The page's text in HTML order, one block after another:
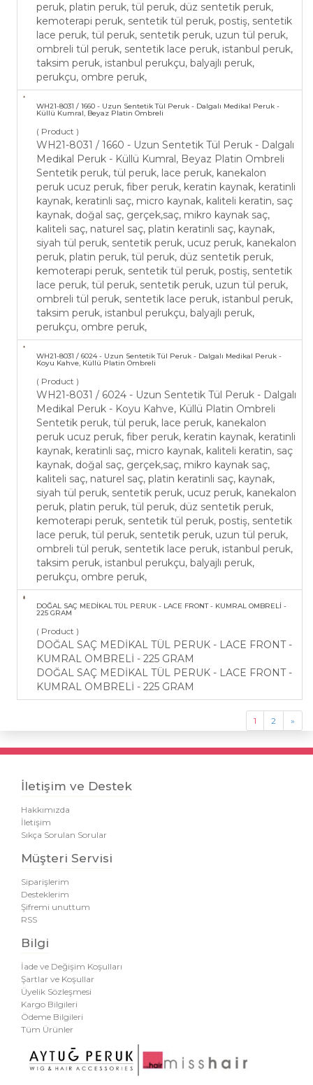
peruk, platin peruk, tül peruk, düz sentetik peruk,
kemoterapi peruk, sentetik tül peruk, postiş, sentetik
lace peruk, tül peruk, sentetik peruk, uzun tül peruk,
ombreli tül peruk, sentetik lace peruk, istanbul peruk,
taksim peruk, istanbul perukçu, balyajlı peruk,
perukçu, ombre peruk,
WH21-​8031 / 1660 - Uzun Sentetik Tül Peruk - ​Dalgalı Medikal Peruk -
Küllü Kumral, Beyaz Platin Ombreli
( Product )
WH21-​8031 / 1660 - Uzun Sentetik Tül Peruk - ​Dalgalı
Medikal Peruk - Küllü Kumral, Beyaz Platin Ombreli
Sentetik peruk, tül peruk, lace peruk, kanekalon
peruk ucuz peruk, fiber peruk, keratin kaynak, keratinli
kaynak, keratinli saç, micro kaynak, kaliteli keratin, saç
kaynak, doğal saç, gerçek,saç, mikro kaynak saç,
kaliteli saç, naturel saç, platin keratinli saç, kaynak,
siyah tül peruk, sentetik peruk, ucuz peruk, kanekalon
peruk, platin peruk, tül peruk, düz sentetik peruk,
kemoterapi peruk, sentetik tül peruk, postiş, sentetik
lace peruk, tül peruk, sentetik peruk, uzun tül peruk,
ombreli tül peruk, sentetik lace peruk, istanbul peruk,
taksim peruk, istanbul perukçu, balyajlı peruk,
perukçu, ombre peruk,
WH21-​8031 / 6024 - Uzun Sentetik Tül Peruk - ​Dalgalı Medikal Peruk -
Koyu Kahve, Küllü Platin Ombreli
( Product )
WH21-​8031 / 6024 - Uzun Sentetik Tül Peruk - ​Dalgalı
Medikal Peruk - Koyu Kahve, Küllü Platin Ombreli
Sentetik peruk, tül peruk, lace peruk, kanekalon
peruk ucuz peruk, fiber peruk, keratin kaynak, keratinli
kaynak, keratinli saç, micro kaynak, kaliteli keratin, saç
kaynak, doğal saç, gerçek,saç, mikro kaynak saç,
kaliteli saç, naturel saç, platin keratinli saç, kaynak,
siyah tül peruk, sentetik peruk, ucuz peruk, kanekalon
peruk, platin peruk, tül peruk, düz sentetik peruk,
kemoterapi peruk, sentetik tül peruk, postiş, sentetik
lace peruk, tül peruk, sentetik peruk, uzun tül peruk,
ombreli tül peruk, sentetik lace peruk, istanbul peruk,
taksim peruk, istanbul perukçu, balyajlı peruk,
perukçu, ombre peruk,
DOĞAL SAÇ MEDİKAL TÜL PERUK - LACE FRONT - KUMRAL OMBRELİ -
225 GRAM
( Product )
DOĞAL SAÇ MEDİKAL TÜL PERUK - LACE FRONT -
KUMRAL OMBRELİ - 225 GRAM
DOĞAL SAÇ MEDİKAL TÜL PERUK - LACE FRONT -
KUMRAL OMBRELİ - 225 GRAM
1 2 »
İletişim ve Destek
Hakkımızda
İletişim
Sıkça Sorulan Sorular
Müşteri Servisi
Siparişlerim
Desteklerim
Şifremi unuttum
RSS
Bilgi
İade ve Değişim Koşulları
Şartlar ve Koşullar
Üyelik Sözleşmesi
Kargo Bilgileri
Ödeme Bilgileri
Tüm Ürünler